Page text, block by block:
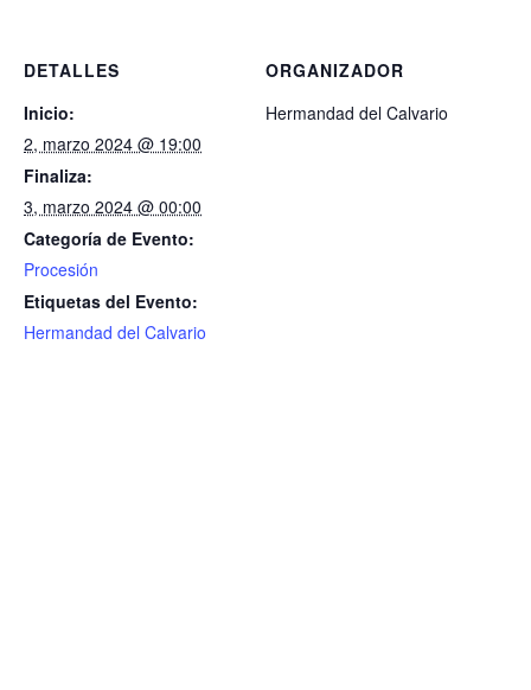
DETALLES
Inicio:
2, marzo 2024 @ 19:00
Finaliza:
3, marzo 2024 @ 00:00
Categoría de Evento:
Procesión
Etiquetas del Evento:
Hermandad del Calvario
ORGANIZADOR
Hermandad del Calvario